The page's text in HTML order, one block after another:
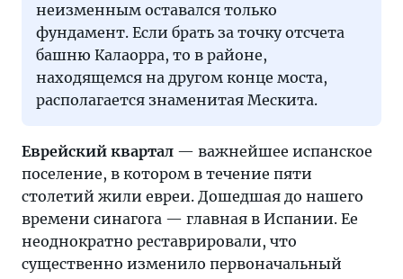
неизменным оставался только
фундамент. Если брать за точку отсчета
башню Калаорра, то в районе,
находящемся на другом конце моста,
располагается знаменитая Мескита.
Еврейский квартал — важнейшее испанское
поселение, в котором в течение пяти
столетий жили евреи. Дошедшая до нашего
времени синагога — главная в Испании. Ее
неоднократно реставрировали, что
существенно изменило первоначальный